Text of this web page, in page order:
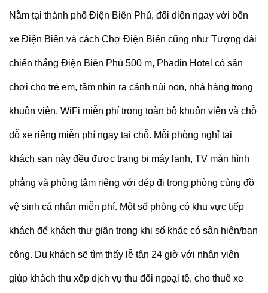
Nằm tại thành phố Điện Biên Phủ, đối diện ngay với bến
xe Điện Biên và cách Chợ Điện Biên cũng như Tượng đài
chiến thắng Điện Biên Phủ 500 m, Phadin Hotel có sân
chơi cho trẻ em, tầm nhìn ra cảnh núi non, nhà hàng trong
khuôn viên, WiFi miễn phí trong toàn bộ khuôn viên và chỗ
đỗ xe riêng miễn phí ngay tại chỗ. Mỗi phòng nghỉ tại
khách sạn này đều được trang bị máy lạnh, TV màn hình
phẳng và phòng tắm riêng với dép đi trong phòng cùng đồ
vệ sinh cá nhân miễn phí. Một số phòng có khu vực tiếp
khách để khách thư giãn trong khi số khác có sân hiên/ban
công. Du khách sẽ tìm thấy lễ tân 24 giờ với nhân viên
giúp khách thu xếp dịch vụ thu đổi ngoại tệ, cho thuê xe